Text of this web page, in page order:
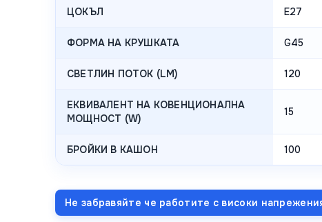
ЦОКЪЛ Е27
ФОРМА НА КРУШКАТА G45
СВЕТЛИН ПОТОК (LM) 120
ЕКВИВАЛЕНТ НА КОВЕНЦИОНАЛНА
МОЩНОСТ (W)
15
БРОЙКИ В КАШОН 100
Не забравяйте че работите с високи